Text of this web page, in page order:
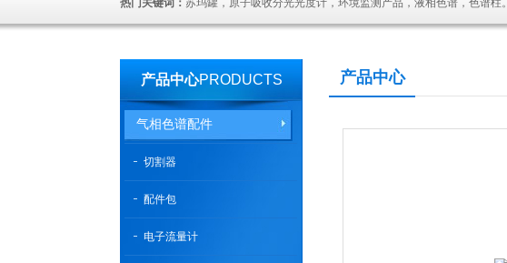
热门关键词： 苏玛罐，原子吸收分光光度计，环境监测产品，液相色谱，色谱柱。
产品中心PRODUCTS
气相色谱配件
切割器
配件包
电子流量计
产品中心